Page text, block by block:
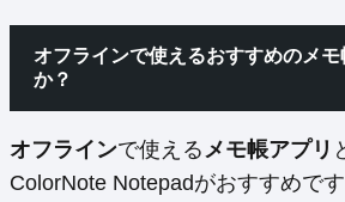
オフラインで使えるおすすめのメ
か？
オフラインで使える メモ帳アプリ
ColorNote Notepadがおすすめです